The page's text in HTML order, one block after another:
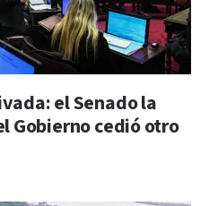
el Senado la
Gobierno cedió otro